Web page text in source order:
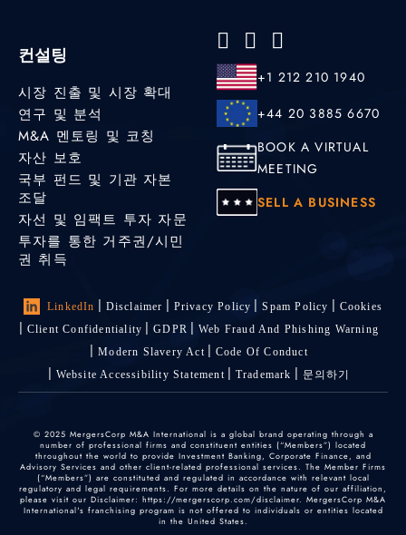
컨설팅
시장 진출 및 시장 확대
연구 및 분석
M&A 멘토링 및 코칭
자산 보호
국부 펀드 및 기관 자본
조달
자선 및 임팩트 투자 자문
투자를 통한 거주권/시민
권 취득
+1 212 210 1940
+44 20 3885 6670
BOOK A VIRTUAL
MEETING
SELL A BUSINESS
LinkedIn Disclaimer Privacy Policy Spam Policy
Cookies
Client Confidentiality
GDPR
Web Fraud And Phishing Warning
Modern Slavery Act
Code Of Conduct
Website Accessibility Statement
Trademark 문의하기
© 2025 MergersCorp M&A International is a global brand operating through a
number of professional firms and constituent entities (“Members”) located
throughout the world to provide Investment Banking, Corporate Finance, and
Advisory Services and other client-related professional services. The Member Firms
(“Members”) are constituted and regulated in accordance with relevant local
regulatory and legal requirements. For more details on the nature of our affiliation,
please visit our Disclaimer: https://mergerscorp.com/disclaimer. MergersCorp M&A
International's franchising program is not offered to individuals or entities located
in the United States.